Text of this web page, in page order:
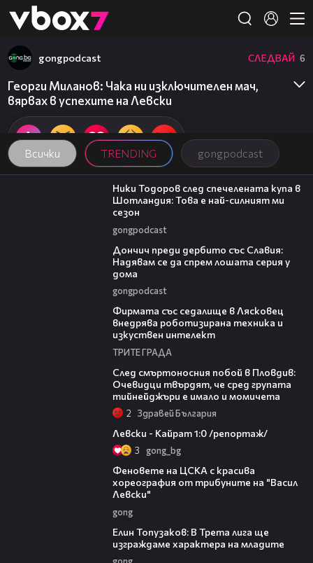
👾
Всички TRENDING gongpodcast
gongpodcast СЛЕДВАЙ 6
Георги Миланов: Чака ни изключителен мач,
вярвах в успехите на Левски
17:33
Ники Тодоров след спечелената купа в
Шотландия: Това е най-силният ми
сезон
gongpodcast
Дончич преди дербито със Славия:
Надявам се да спрем лошата серия у
дома
gongpodcast
Фирмата със седалище в Лясковец
внедрява роботизирана техника и
изкуствен интелект
ТРИТЕ ГРАДА
След смъртоносния побой в Пловдив:
Очевидци твърдят, че сред групата
тийнейджъри е имало и момичета
2 Здравей България
Левски - Кайрат 1:0 /репортаж/
3 gong_bg
Феновете на ЦСКА с красива
хореография от трибуните на "Васил
Левски"
gong
Елин Топузаков: В Трета лига ще
изграждаме характера на младите